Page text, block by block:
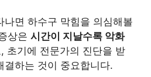
나면 하수구 막힘을 의심해볼
상은 시간이 지날수록 악화
초기에 전문가의 진단을 받
결하는 것이 중요합니다.